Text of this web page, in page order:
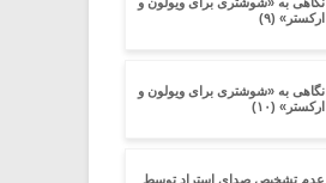
ارکستر» (۹)
نگاهی به «شوشتری برای ویولون و
ارکستر» (۱۰)
عدم تشخیص صدای استراد توسط